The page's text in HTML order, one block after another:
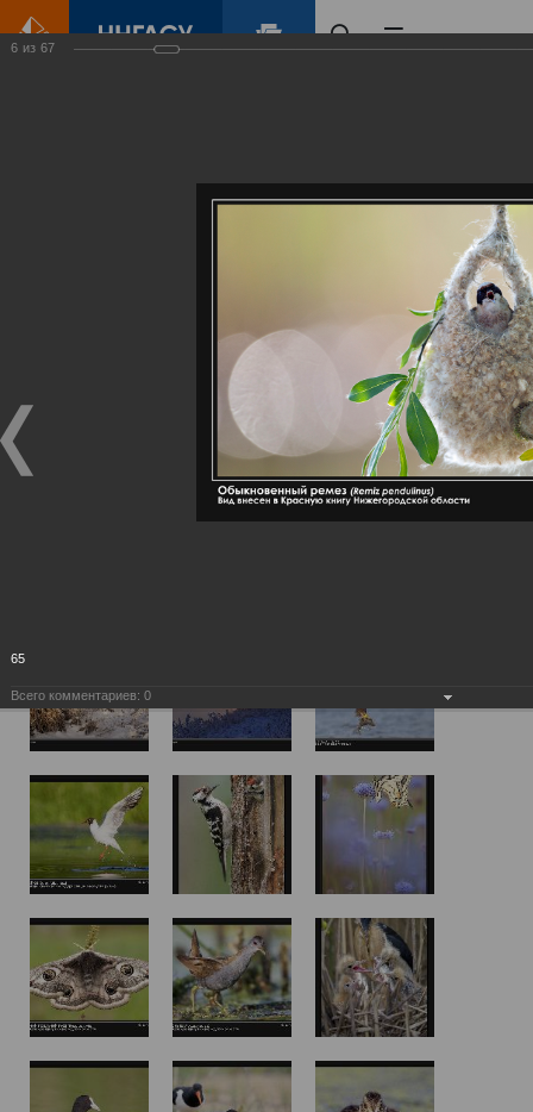
6 из 67
65
Всего комментариев: 0